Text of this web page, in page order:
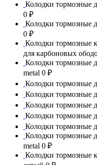
Колодки тормозные
0 ₽
Колодки тормозные
0 ₽
Колодки тормозные
для карбоновых
Колодки тормозные
metal 0 ₽
Колодки тормозные
Колодки тормозные
Колодки тормозные
Колодки тормозные
Колодки тормозные
Колодки тормозные
metal 0 ₽
Колодки тормозные